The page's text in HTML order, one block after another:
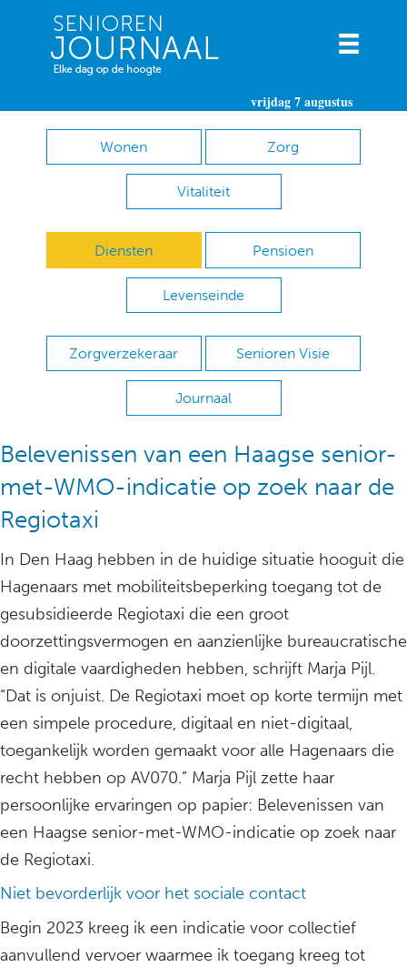
vrijdag 7 augustus
Wonen Zorg
Vitaliteit
Diensten Pensioen
Levenseinde
Zorgverzekeraar Senioren Visie
Journaal
Belevenissen van een Haagse senior-
met-WMO-indicatie op zoek naar de
Regiotaxi
In Den Haag hebben in de huidige situatie hooguit die
Hagenaars met mobiliteitsbeperking toegang tot de
gesubsidieerde Regiotaxi die een groot
doorzettingsvermogen en aanzienlijke bureaucratische
en digitale vaardigheden hebben, schrijft Marja Pijl.
“Dat is onjuist. De Regiotaxi moet op korte termijn met
een simpele procedure, digitaal en niet-digitaal,
toegankelijk worden gemaakt voor alle Hagenaars die
recht hebben op AV070.” Marja Pijl zette haar
persoonlijke ervaringen op papier: Belevenissen van
een Haagse senior-met-WMO-indicatie op zoek naar
de Regiotaxi.
Niet bevorderlijk voor het sociale contact
Begin 2023 kreeg ik een indicatie voor collectief
aanvullend vervoer waarmee ik toegang kreeg tot